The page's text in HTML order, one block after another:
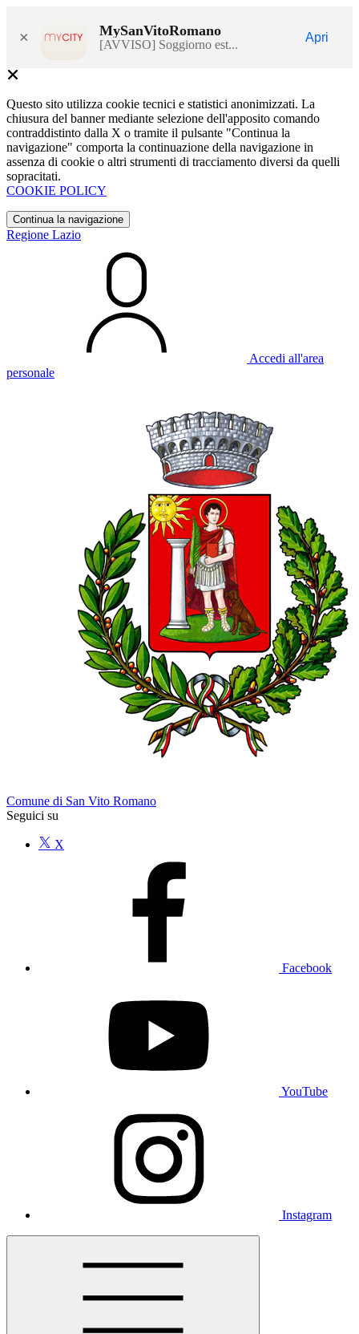
× MySanVitoRomano
[AVVISO] Soggiorno est...
Apri
Questo sito utilizza cookie tecnici e statistici anonimizzati. La
chiusura del banner mediante selezione dell'apposito comando
contraddistinto dalla X o tramite il pulsante "Continua la
navigazione" comporta la continuazione della navigazione in
assenza di cookie o altri strumenti di tracciamento diversi da quelli
sopracitati.
COOKIE POLICY
Continua la navigazione
Regione Lazio
Accedi all'area
personale
Comune di San Vito Romano
Seguici su
X
Facebook
YouTube
Instagram